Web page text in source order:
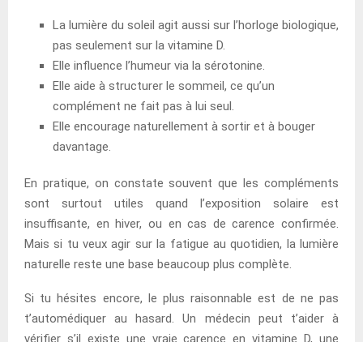
La lumière du soleil agit aussi sur l’horloge biologique,
pas seulement sur la vitamine D.
Elle influence l’humeur via la sérotonine.
Elle aide à structurer le sommeil, ce qu’un
complément ne fait pas à lui seul.
Elle encourage naturellement à sortir et à bouger
davantage.
En pratique, on constate souvent que les compléments
sont surtout utiles quand l’exposition solaire est
insuffisante, en hiver, ou en cas de carence confirmée.
Mais si tu veux agir sur la fatigue au quotidien, la lumière
naturelle reste une base beaucoup plus complète.
Si tu hésites encore, le plus raisonnable est de ne pas
t’automédiquer au hasard. Un médecin peut t’aider à
vérifier s’il existe une vraie carence en vitamine D, une